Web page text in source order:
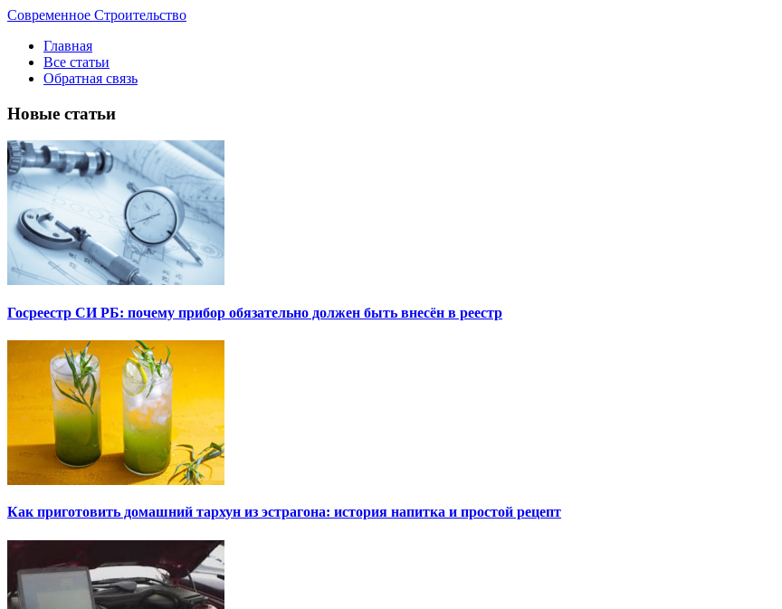
Современное Строительство
Главная
Все статьи
Обратная связь
Новые статьи
Госреестр СИ РБ: почему прибор обязательно должен быть внесён в реестр
Как приготовить домашний тархун из эстрагона: история напитка и простой рецепт